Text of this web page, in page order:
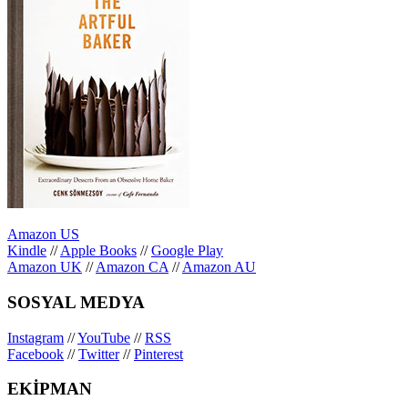
Amazon US
Kindle //Apple Books //Google Play
Amazon UK //Amazon CA //Amazon AU
SOSYAL MEDYA
Instagram //YouTube //RSS
Facebook //Twitter//Pinterest
EKİPMAN